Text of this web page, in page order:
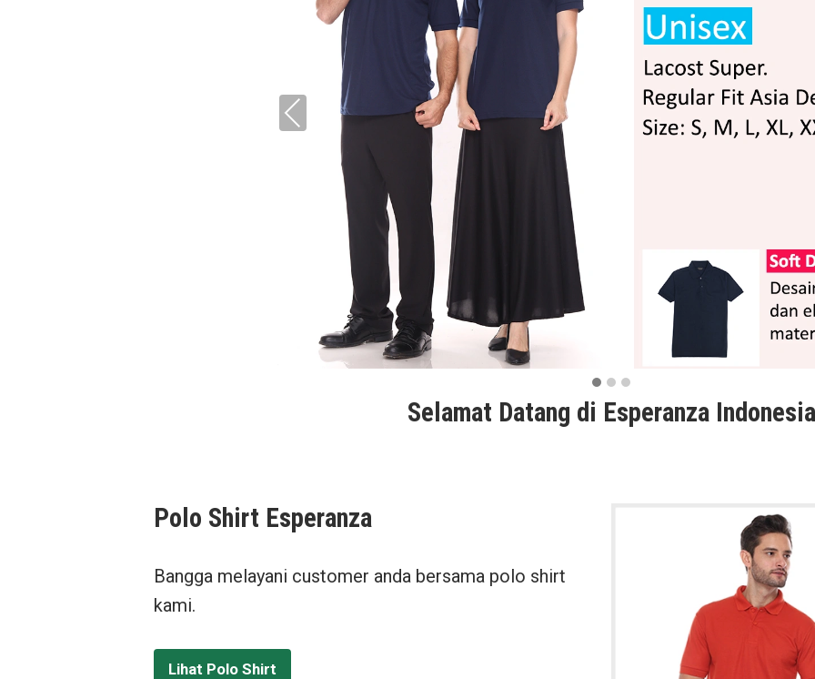
Selamat Datang di Esperanza Indonesia
Polo Shirt Esperanza
Bangga melayani customer anda bersama polo shirt
kami.
Lihat Polo Shirt